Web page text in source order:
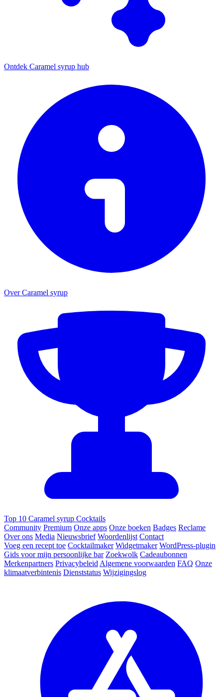
Ontdek Caramel syrup hub
Over Caramel syrup
Top 10 Caramel syrup Cocktails
Community Premium Onze apps Onze boeken Badges Reclame
Over ons Media Nieuwsbrief Woordenlijst Contact
Voeg een recept toe Cocktailmaker Widgetmaker WordPress-plugin
Gids voor mijn persoonlijke bar Zoekwolk Cadeaubonnen
Merkenpartners Privacybeleid Algemene voorwaarden FAQ Onze
klimaatverbintenis Dienststatus Wijzigingslog